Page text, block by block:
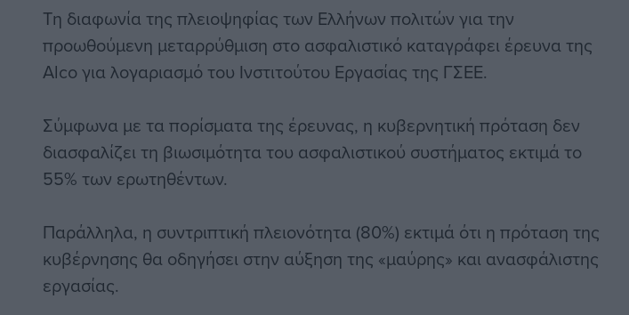
Τη διαφωνία της πλειοψηφίας των Ελλήνων πολιτών για την
προωθούμενη μεταρρύθμιση στο ασφαλιστικό καταγράφει έρευνα της
Alco για λογαριασμό του Ινστιτούτου Εργασίας της ΓΣΕΕ.
Σύμφωνα με τα πορίσματα της έρευνας, η κυβερνητική πρόταση δεν
διασφαλίζει τη βιωσιμότητα του ασφαλιστικού συστήματος εκτιμά το
55% των ερωτηθέντων.
Παράλληλα, η συντριπτική πλειονότητα (80%) εκτιμά ότι η πρόταση της
κυβέρνησης θα οδηγήσει στην αύξηση της «μαύρης» και ανασφάλιστης
εργασίας.